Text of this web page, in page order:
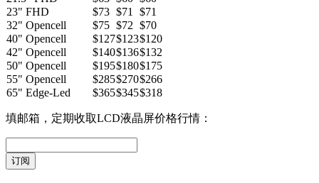
23" FHD
$73 $71
$71
32" Opencell
$75 $72 $70
40" Opencell
$127$123$120
42" Opencell
$140$136$132
50" Opencell
$195$180$175
55" Opencell
$285$270$266
65" Edge-Led
$365$345$318
填邮箱，定期收取LCD液晶屏价格行情：